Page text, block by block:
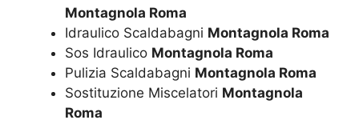
Montagnola Roma
Idraulico Scaldabagni Montagnola Roma
Sos Idraulico Montagnola Roma
Pulizia Scaldabagni Montagnola Roma
Sostituzione Miscelatori Montagnola
Roma